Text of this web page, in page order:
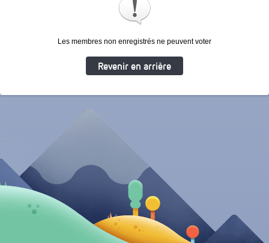
Les membres non enregistrés ne peuvent voter
Revenir en arrière